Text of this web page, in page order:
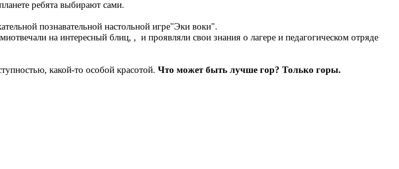
ребята выбирают сами.
познавательной настольной игре"Эки воки".
отвечали на интересный блиц, , и проявляли свои знания о лагере и педагогическом отряде
какой-то особой красотой. Что может быть лучше гор? Только горы.